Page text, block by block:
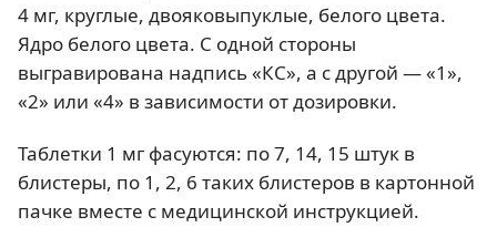
4 мг, круглые, двояковыпуклые, белого цвета.
Ядро белого цвета. С одной стороны
выгравирована надпись «КС», а с другой — «1»,
«2» или «4» в зависимости от дозировки.
Таблетки 1 мг фасуются: по 7, 14, 15 штук в
блистеры, по 1, 2, 6 таких блистеров в картонной
пачке вместе с медицинской инструкцией.